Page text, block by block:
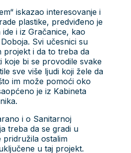
iskazao interesovanje i
plastike, predviđeno je
i iz Gračanice, kao
Svi učesnici su
projekt i da to treba da
koje bi se provodile svake
sve više ljudi koji žele da
im može pomoći oko
je iz Kabineta
i o Sanitarnoj
treba da se gradi u
pridružila ostalim
u taj projekt.